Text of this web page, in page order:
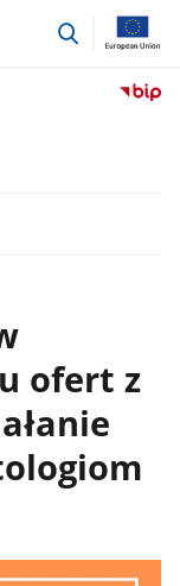
przejdź
Przejdź
ofert z